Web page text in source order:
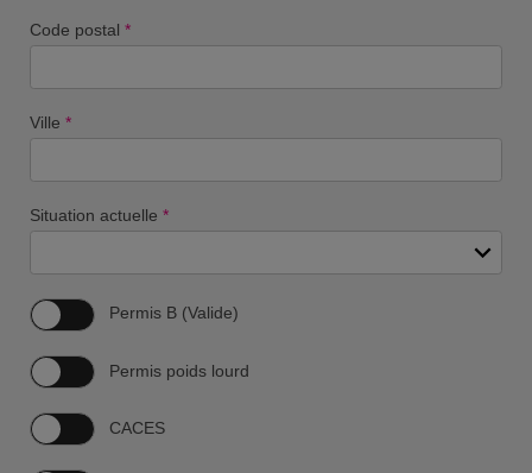
Code postal *
Ville *
Situation actuelle *
Permis B (Valide)
Permis poids lourd
CACES